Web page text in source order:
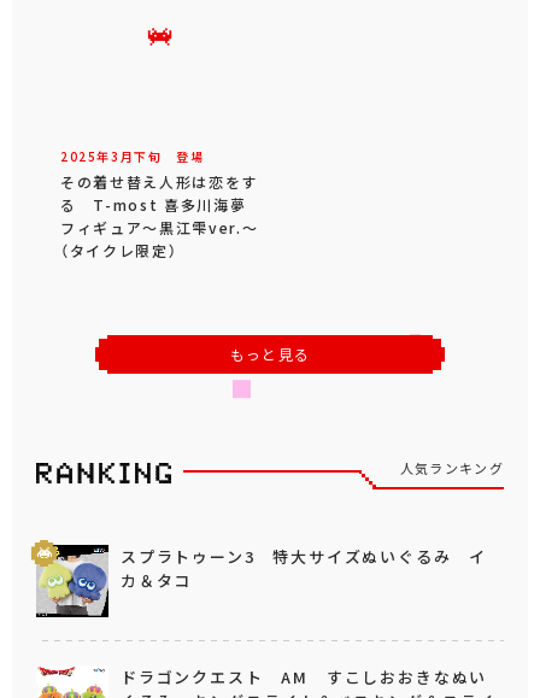
2025年3 月下旬 登場
その着せ替え人形は恋をす
る T-most 喜多川海夢
フィギュア～黒江雫ver.～
（タイクレ限定）
もっと見る
人気ランキング
スプラトゥーン3 特大サイズぬいぐるみ イ
カ＆タコ
ドラゴンクエスト AM すこしおおきなぬい